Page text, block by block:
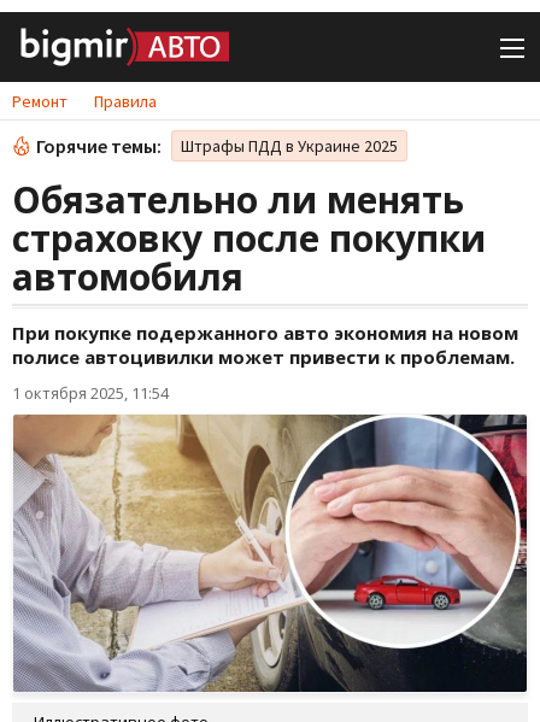
Ремонт Правила
Горячие темы: Штрафы ПДД в Украине 2025
Обязательно ли менять
страховку после покупки
автомобиля
При покупке подержанного авто экономия на новом
полисе автоцивилки может привести к проблемам.
1 октября 2025, 11:54